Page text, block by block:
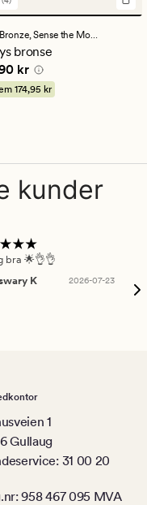
Sense the Moment
bronse
kr
kr
174,95 kr
kunder
bra 🌟👌👌
K
2026-07-23
1
Gullaug
31 00 20
958 467 095 MVA